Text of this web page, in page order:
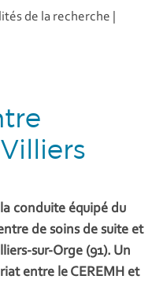
de la recherche |
conduite équipé du
de soins de suite et
sur-Orge (91). Un
entre le CEREMH et